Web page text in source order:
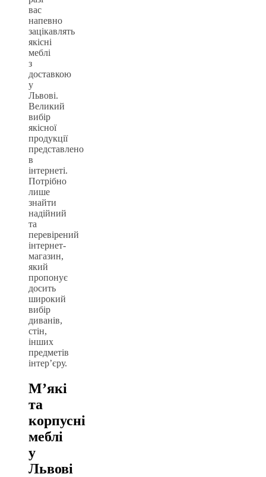
вас
напевно
зацікавлять
якісні
меблі
з
доставкою
у
Львові.
Великий
вибір
якісної
продукції
представлено
в
інтернеті.
Потрібно
лише
знайти
надійний
та
перевірений
інтернет-
магазин,
який
пропонує
досить
широкий
вибір
диванів,
стін,
інших
предметів
інтер’єру.
М’які
та
корпусні
меблі
у
Львові